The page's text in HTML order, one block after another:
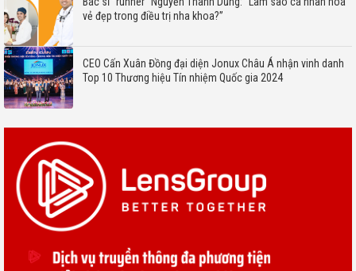
vẻ đẹp trong điều trị nha khoa?”
CEO Cấn Xuân Đồng đại diện Jonux Châu Á nhận vinh danh
Top 10 Thương hiệu Tín nhiệm Quốc gia 2024